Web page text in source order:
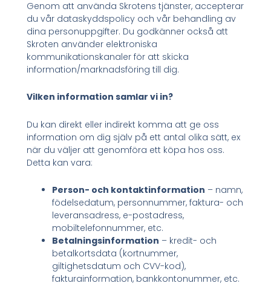
Genom att använda Skrotens tjänster, accepterar
du vår dataskyddspolicy och vår behandling av
dina personuppgifter. Du godkänner också att
Skroten använder elektroniska
kommunikationskanaler för att skicka
information/marknadsföring till dig.
Vilken information samlar vi in?
Du kan direkt eller indirekt komma att ge oss
information om dig själv på ett antal olika sätt, ex
när du väljer att genomföra ett köpa hos oss.
Detta kan vara:
Person- och kontaktinformation – namn,
födelsedatum, personnummer, faktura- och
leveransadress, e-postadress,
mobiltelefonnummer, etc.
Betalningsinformation – kredit- och
betalkortsdata (kortnummer,
giltighetsdatum och CVV-kod),
fakturainformation, bankkontonummer, etc.